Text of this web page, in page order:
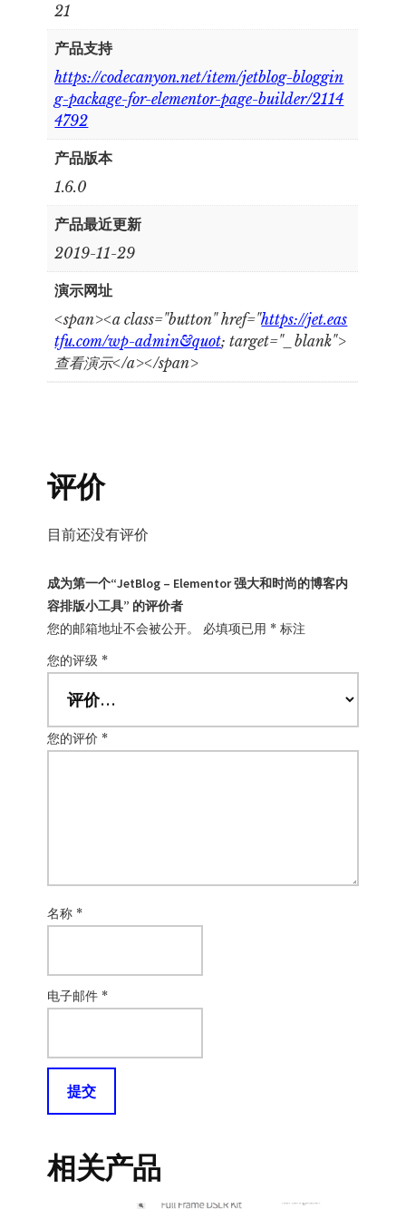
21
产品支持
https://codecanyon.net/item/jetblog-bloggin
g-package-for-elementor-page-builder/2114
4792
产品版本
1.6.0
产品最近更新
2019-11-29
演示网址
<span><a class="button" href="https://jet.eas
tfu.com/wp-admin&quot; target="_blank">
查看演示</a></span>
评价
目前还没有评价
成为第一个“JetBlog – Elementor 强大和时尚的博客内
容排版小工具” 的评价者
您的邮箱地址不会被公开。
必填项已用 * 标注
您的评级 *
您的评价 *
名称 *
电子邮件 *
相关产品